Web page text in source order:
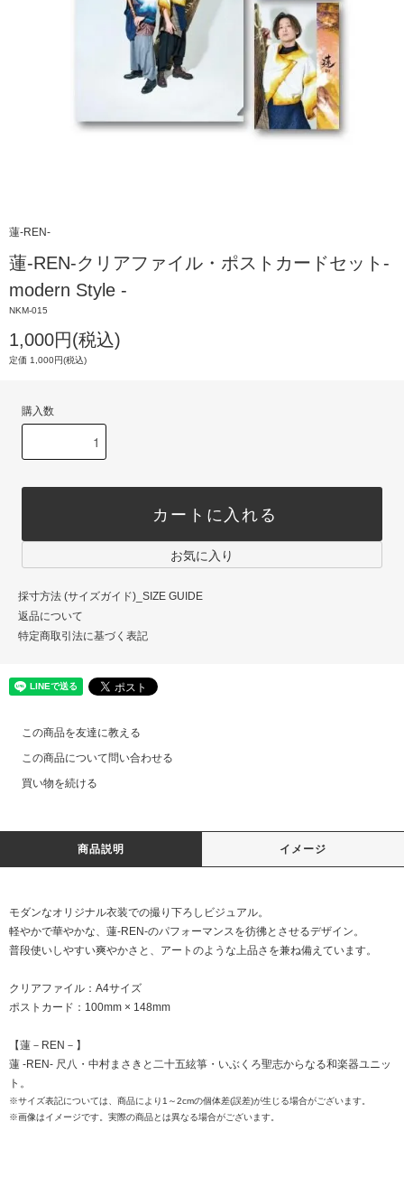
蓮-REN-
蓮-REN-クリアファイル・ポストカードセット-
modern Style -
NKM-015
1,000円(税込)
定価 1,000円(税込)
購入数
カートに入れる
お気に入り
採寸方法 (サイズガイド)_SIZE GUIDE
返品について
特定商取引法に基づく表記
この商品を友達に教える
この商品について問い合わせる
買い物を続ける
商品説明 イメージ
モダンなオリジナル衣装での撮り下ろしビジュアル。
軽やかで華やかな、蓮-REN-のパフォーマンスを彷彿とさせるデザイン。
普段使いしやすい爽やかさと、アートのような上品さを兼ね備えています。
クリアファイル：A4サイズ
ポストカード：100mm × 148mm
【蓮－REN－】
蓮 -REN- 尺八・中村まさきと二十五絃箏・いぶくろ聖志からなる和楽器ユニッ
ト。
※サイズ表記については、商品により1～2cmの個体差(誤差)が生じる場合がございます。
※画像はイメージです。実際の商品とは異なる場合がございます。